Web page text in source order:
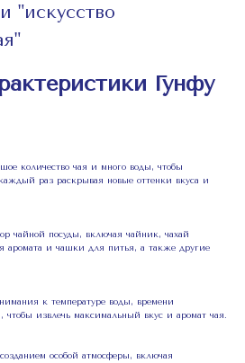
"искусство
Гунфу
количество чая и много воды, чтобы
раз раскрывая новые оттенки вкуса и
чайной посуды, включая чайник, чахай
аромата и чашки для питья, а также другие
к температуре воды, времени
чтобы извлечь максимальный вкус и аромат чая.
особой атмосферы, включая